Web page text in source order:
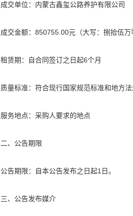
成交单位：内蒙古鑫玺公路养护有限公司
成交金额：850755.00元（大写：捌拾伍万
租赁期：自合同签订之日起6个月
质量标准：符合现行国家规范标准和地方
服务地点：采购人要求的地点
二、公告期限
公告期限：自本公告发布之日起1日。
三、公告发布媒介